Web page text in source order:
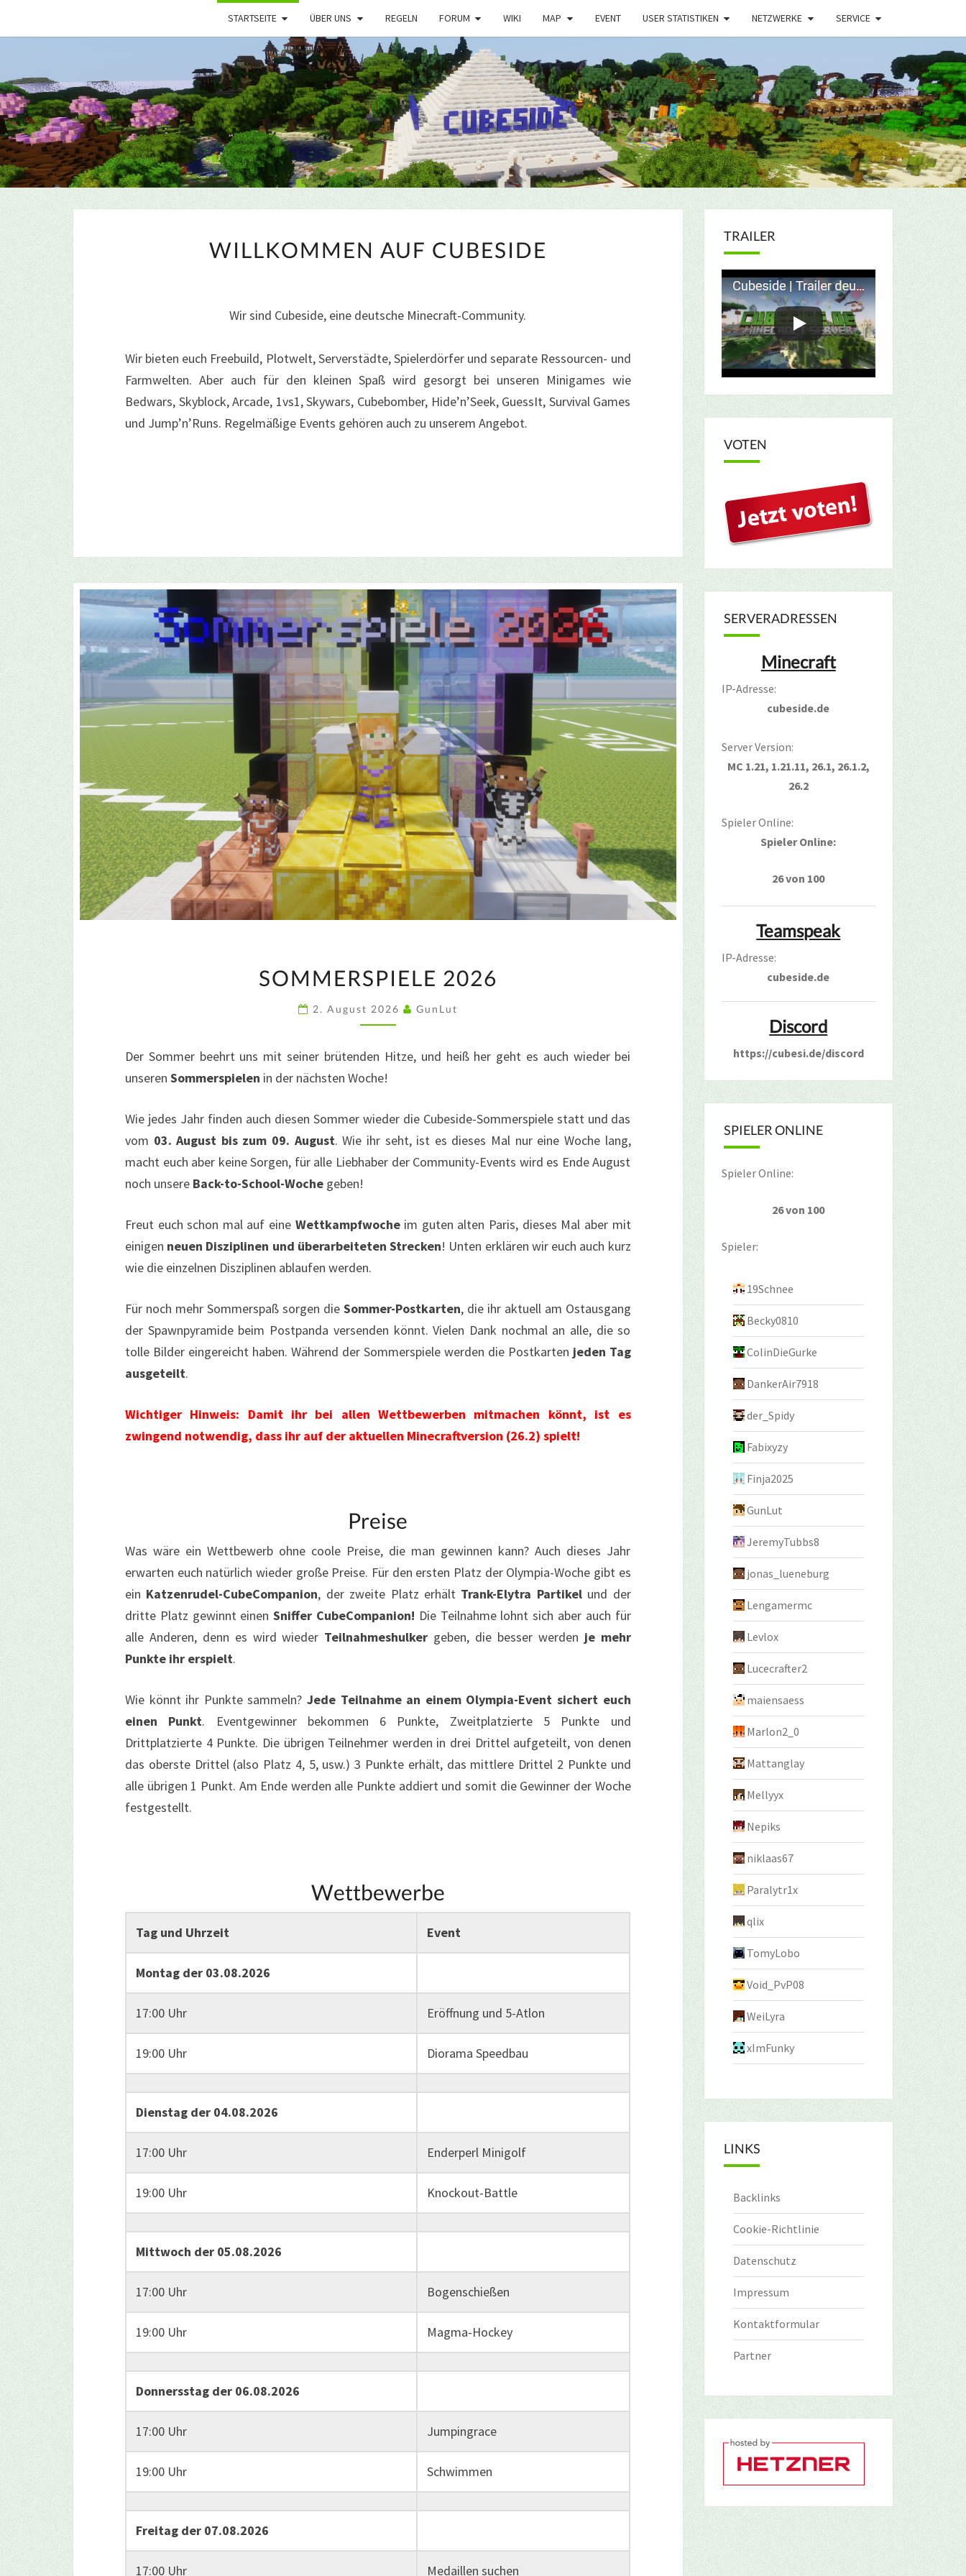
STARTSEITE ÜBER UNS REGELN FORUM WIKI MAP EVENT USER STATISTIKEN NETZWERKE SERVICE
AUF
WILLKOMMEN AUF CUBESIDE
Wir sind Cubeside, eine deutsche Minecraft-Community.
Wir bieten euch Freebuild, Plotwelt, Serverstädte, Spielerdörfer und separate Ressourcen- und
Farmwelten. Aber auch für den kleinen Spaß wird gesorgt bei unseren Minigames wie
Bedwars, Skyblock, Arcade, 1vs1, Skywars, Cubebomber, Hide’n’Seek, GuessIt, Survival Games
und Jump’n’Runs. Regelmäßige Events gehören auch zu unserem Angebot.
2026
SOMMERSPIELE 2026
2. August 2026 GunLut
Der Sommer beehrt uns mit seiner brütenden Hitze, und heiß her geht es auch wieder bei
unseren Sommerspielen in der nächsten Woche!
Wie jedes Jahr finden auch diesen Sommer wieder die Cubeside-Sommerspiele statt und das
vom 03. August bis zum 09. August. Wie ihr seht, ist es dieses Mal nur eine Woche lang,
macht euch aber keine Sorgen, für alle Liebhaber der Community-Events wird es Ende August
noch unsere Back-to-School-Woche geben!
Freut euch schon mal auf eine Wettkampfwocheim guten alten Paris, dieses Mal aber mit
einigen neuen Disziplinen und überarbeiteten Strecken! Unten erklären wir euch auch kurz
wie die einzelnen Disziplinen ablaufen werden.
Für noch mehr Sommerspaß sorgen die Sommer-Postkarten, die ihr aktuell am Ostausgang
der Spawnpyramide beim Postpanda versenden könnt. Vielen Dank nochmal an alle, die so
tolle Bilder eingereicht haben. Während der Sommerspiele werden die Postkarten jeden Tag
ausgeteilt.
Wichtiger Hinweis: Damit ihr bei allen Wettbewerben mitmachen könnt, ist es
zwingend notwendig, dass ihr auf der aktuellen Minecraftversion (26.2) spielt!
Preise
Was wäre ein Wettbewerb ohne coole Preise, die man gewinnen kann? Auch dieses Jahr
erwarten euch natürlich wieder große Preise. Für den ersten Platz der Olympia-Woche gibt es
ein Katzenrudel-CubeCompanion, der zweite Platz erhält Trank-Elytra Partikelund der
dritte Platz gewinnt einenSniffer CubeCompanion! Die Teilnahme lohnt sich aber auch für
alle Anderen, denn es wird wieder Teilnahmeshulker geben, die besser werden je mehr
Punkte ihr erspielt.
Wie könnt ihr Punkte sammeln? Jede Teilnahme an einem Olympia-Event sichert euch
einen Punkt. Eventgewinner bekommen 6 Punkte, Zweitplatzierte 5 Punkte und
Drittplatzierte 4 Punkte. Die übrigen Teilnehmer werden in drei Drittel aufgeteilt, von denen
das oberste Drittel (also Platz 4, 5, usw.) 3 Punkte erhält, das mittlere Drittel 2 Punkte und
alle übrigen 1 Punkt. Am Ende werden alle Punkte addiert und somit die Gewinner der Woche
festgestellt.
Wettbewerbe
Tag und Uhrzeit Event
Montag der 03.08.2026
17:00 Uhr Eröffnung und 5-Atlon
19:00 Uhr Diorama Speedbau
Dienstag der 04.08.2026
17:00 Uhr Enderperl Minigolf
19:00 Uhr Knockout-Battle
Mittwoch der 05.08.2026
17:00 Uhr Bogenschießen
19:00 Uhr Magma-Hockey
Donnersstag der 06.08.2026
17:00 Uhr Jumpingrace
19:00 Uhr Schwimmen
Freitag der 07.08.2026
17:00 Uhr Medaillen suchen
TRAILER
VOTEN
SERVERADRESSEN
Minecraft
IP-Adresse:
cubeside.de
Server Version:
MC 1.21, 1.21.11, 26.1, 26.1.2,
26.2
Spieler Online:
Spieler Online:
26 von 100
Teamspeak
IP-Adresse:
cubeside.de
Discord
https://cubesi.de/discord
SPIELER ONLINE
Spieler Online:
26 von 100
Spieler:
19Schnee
Becky0810
ColinDieGurke
DankerAir7918
der_Spidy
Fabixyzy
Finja2025
GunLut
JeremyTubbs8
jonas_lueneburg
Lengamermc
Levlox
Lucecrafter2
maiensaess
Marlon2_0
Mattanglay
Mellyyx
Nepiks
niklaas67
Paralytr1x
qlix
TomyLobo
Void_PvP08
WeiLyra
xImFunky
LINKS
Backlinks
Cookie-Richtlinie
Datenschutz
Impressum
Kontaktformular
Partner